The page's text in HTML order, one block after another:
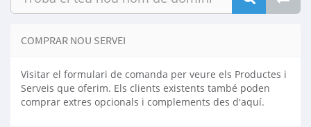
COMPRAR NOU SERVEI
Visitar el formulari de comanda per veure els Productes i
Serveis que oferim. Els clients existents també poden
comprar extres opcionals i complements des d'aquí.